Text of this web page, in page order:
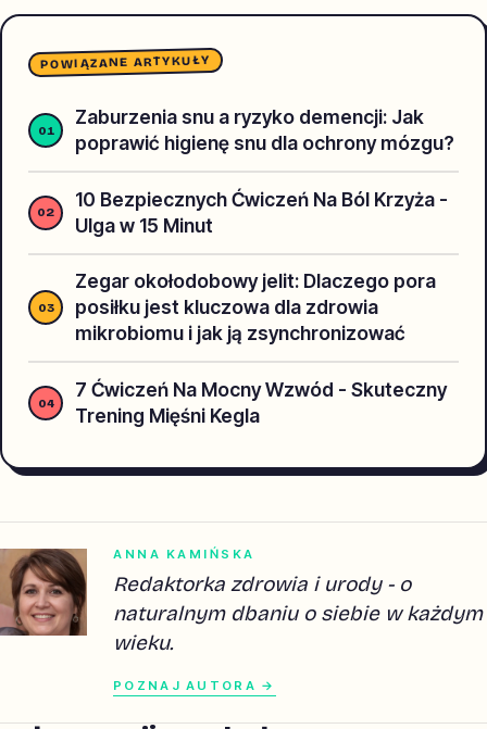
POWIĄZANE ARTYKUŁY
Zaburzenia snu a ryzyko demencji: Jak
poprawić higienę snu dla ochrony mózgu?
10 Bezpiecznych Ćwiczeń Na Ból Krzyża -
Ulga w 15 Minut
Zegar okołodobowy jelit: Dlaczego pora
posiłku jest kluczowa dla zdrowia
mikrobiomu i jak ją zsynchronizować
7 Ćwiczeń Na Mocny Wzwód - Skuteczny
Trening Mięśni Kegla
ANNA KAMIŃSKA
Redaktorka zdrowia i urody - o
naturalnym dbaniu o siebie w każdym
wieku.
POZNAJ AUTORA →